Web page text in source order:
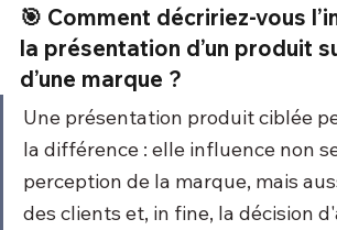
🎯 Comment décririez-vous
la présentation d’un produit
d’une marque ?
Une présentation produit ciblée
la différence : elle influence non
perception de la marque, mais
des clients et, in fine, la décision